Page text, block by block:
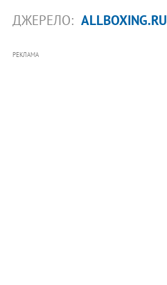
ДЖЕРЕЛО: ALLBOXING.RU
РЕКЛАМА